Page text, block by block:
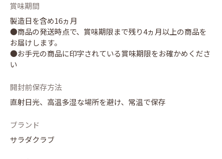
賞味期間
製造日を含め16ヵ月
●商品の発送時点で、賞味期限まで残り4ヵ月以上の商品を
お届けします。
●お手元の商品に印字されている賞味期限をお確かめくださ
開封前保存方法
直射日光、高温多湿な場所を避け、常温で保存
ブランド
サラダクラブ